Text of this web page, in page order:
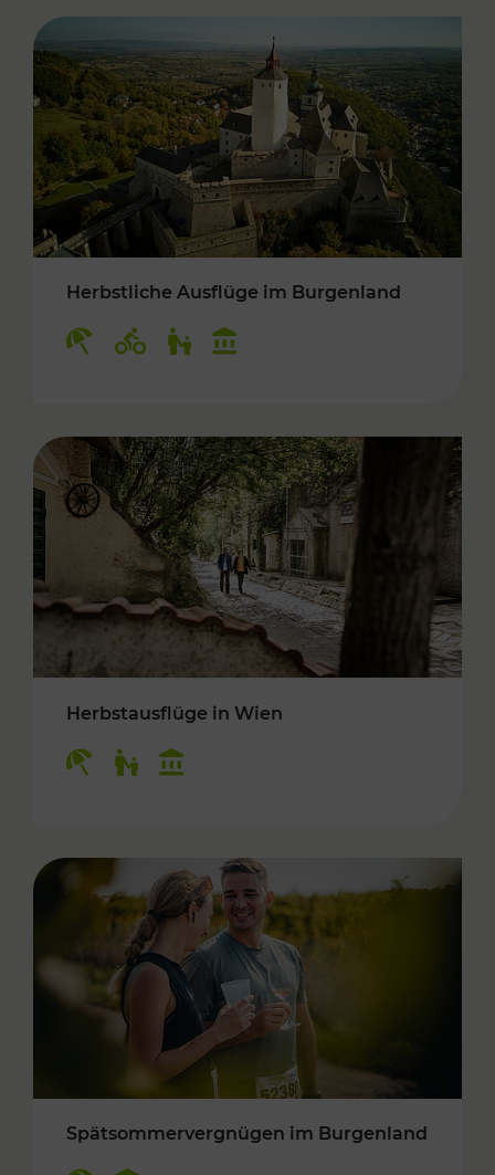
Herbstliche Ausflüge im Burgenland
Herbstausflüge in Wien
Spätsommervergnügen im Burgenland